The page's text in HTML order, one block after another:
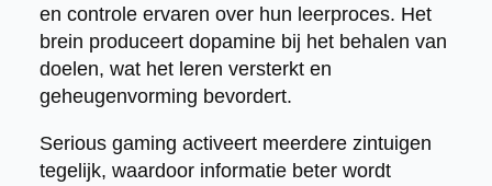
en controle ervaren over hun leerproces. Het
brein produceert dopamine bij het behalen van
doelen, wat het leren versterkt en
geheugenvorming bevordert.
Serious gaming activeert meerdere zintuigen
tegelijk, waardoor informatie beter wordt